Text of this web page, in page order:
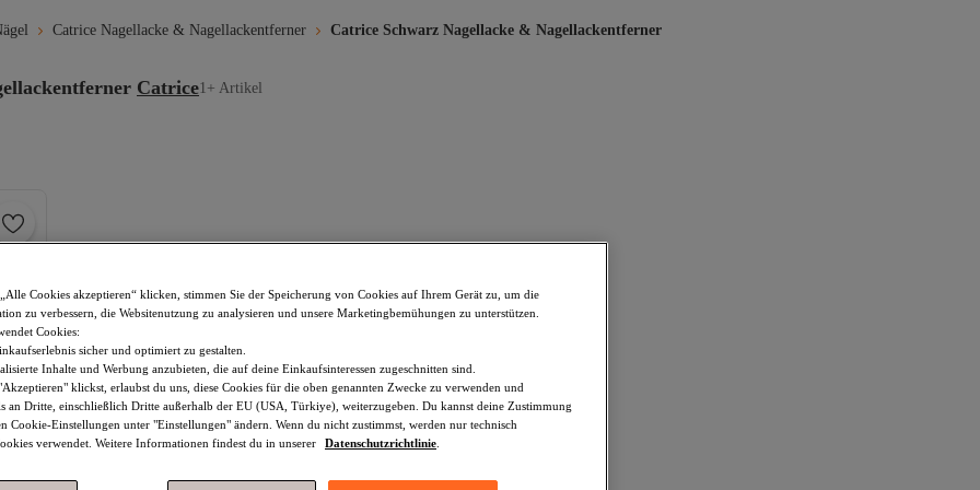
Catrice Nagellacke & Nagellackentferner Catrice Schwarz Nagellacke & Nagellackentferner
Catrice1+ Artikel
Cookies akzeptieren“ klicken, stimmen Sie der Speicherung von Cookies auf Ihrem Gerät zu, um die
zu verbessern, die Websitenutzung zu analysieren und unsere Marketingbemühungen zu unterstützen.
Cookies:
sicher und optimiert zu gestalten.
Inhalte und Werbung anzubieten, die auf deine Einkaufsinteressen zugeschnitten sind.
klickst, erlaubst du uns, diese Cookies für die oben genannten Zwecke zu verwenden und
an Dritte, einschließlich Dritte außerhalb der EU (USA, Türkiye), weiterzugeben. Du kannst deine Zustimmung
Cookie-Einstellungen unter "Einstellungen" ändern. Wenn du nicht zustimmst, werden nur technisch
verwendet. Weitere Informationen findest du in unserer
Datenschutzrichtlinie